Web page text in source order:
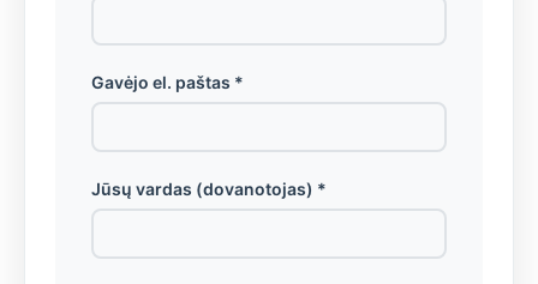
Gavėjo el. paštas *
Jūsų vardas (dovanotojas) *